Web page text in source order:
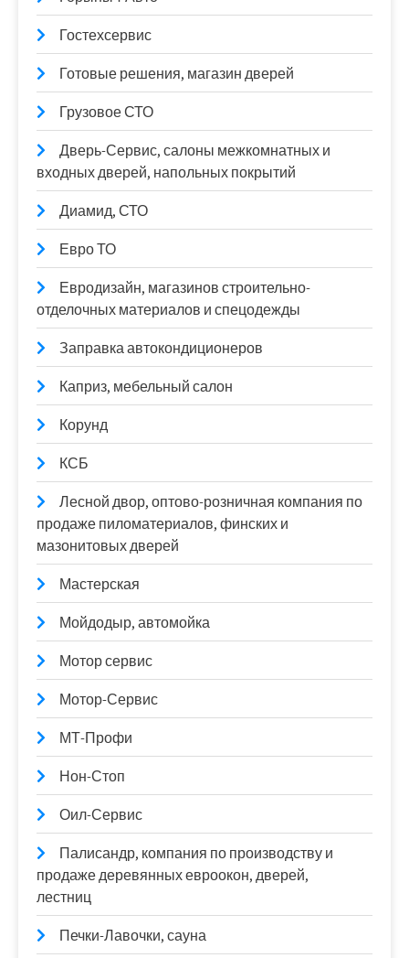
Гостехсервис
Готовые решения, магазин дверей
Грузовое СТО
Дверь-Сервис, салоны межкомнатных и
входных дверей, напольных покрытий
Диамид, СТО
Евро ТО
Евродизайн, магазинов строительно-
отделочных материалов и спецодежды
Заправка автокондиционеров
Каприз, мебельный салон
Корунд
КСБ
Лесной двор, оптово-розничная компания по
продаже пиломатериалов, финских и
мазонитовых дверей
Мастерская
Мойдодыр, автомойка
Мотор сервис
Мотор-Сервис
МТ-Профи
Нон-Стоп
Оил-Сервис
Палисандр, компания по производству и
продаже деревянных евроокон, дверей,
лестниц
Печки-Лавочки, сауна